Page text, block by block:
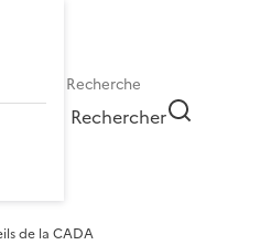
Rechercher
de la CADA